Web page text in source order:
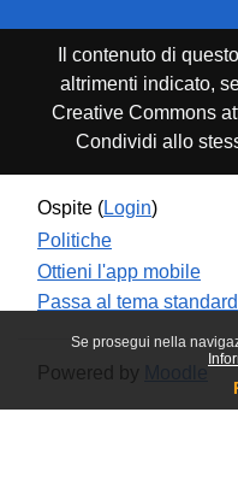
Se prosegui nella
Il contenuto di
altrimenti indicato,
Creative Commons
Condividi allo
Ospite (Login)
Politiche
Ottieni l'app mobile
Passa al tema standard
Powered by